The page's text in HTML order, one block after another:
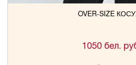
OVER-SIZE
1050 бел.